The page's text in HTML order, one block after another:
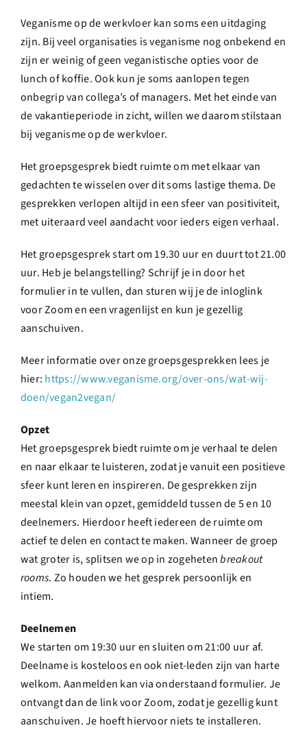
Veganisme op de werkvloer kan soms een uitdaging
zijn. Bij veel organisaties is veganisme nog onbekend en
zijn er weinig of geen veganistische opties voor de
lunch of koffie. Ook kun je soms aanlopen tegen
onbegrip van collega’s of managers. Met het einde van
de vakantieperiode in zicht, willen we daarom stilstaan
bij veganisme op de werkvloer.
Het groepsgesprek biedt ruimte om met elkaar van
gedachten te wisselen over dit soms lastige thema. De
gesprekken verlopen altijd in een sfeer van positiviteit,
met uiteraard veel aandacht voor ieders eigen verhaal.
Het groepsgesprek start om 19.30 uur en duurt tot 21.00
uur. Heb je belangstelling? Schrijf je in door het
formulier in te vullen, dan sturen wij je de inloglink
voor Zoom en een vragenlijst en kun je gezellig
aanschuiven.
Meer informatie over onze groepsgesprekken lees je
hier: https://www.veganisme.org/over-ons/wat-wij-
doen/vegan2vegan/
Opzet
Het groepsgesprek biedt ruimte om je verhaal te delen
en naar elkaar te luisteren, zodat je vanuit een positieve
sfeer kunt leren en inspireren. De gesprekken zijn
meestal klein van opzet, gemiddeld tussen de 5 en 10
deelnemers. Hierdoor heeft iedereen de ruimte om
actief te delen en contact te maken. Wanneer de groep
wat groter is, splitsen we op in zogehetenbreakout
rooms. Zo houden we het gesprek persoonlijk en
intiem.
Deelnemen
We starten om 19:30 uur en sluiten om 21:00 uur af.
Deelname is kosteloos en ook niet-leden zijn van harte
welkom. Aanmelden kan via onderstaand formulier. Je
ontvangt dan de link voor Zoom, zodat je gezellig kunt
aanschuiven. Je hoeft hiervoor niets te installeren.